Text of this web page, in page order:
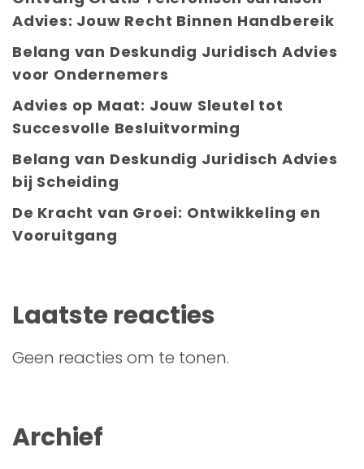
Advies: Jouw Recht Binnen Handbereik
Belang van Deskundig Juridisch Advies
voor Ondernemers
Advies op Maat: Jouw Sleutel tot
Succesvolle Besluitvorming
Belang van Deskundig Juridisch Advies
bij Scheiding
De Kracht van Groei: Ontwikkeling en
Vooruitgang
Laatste reacties
Geen reacties om te tonen.
Archief